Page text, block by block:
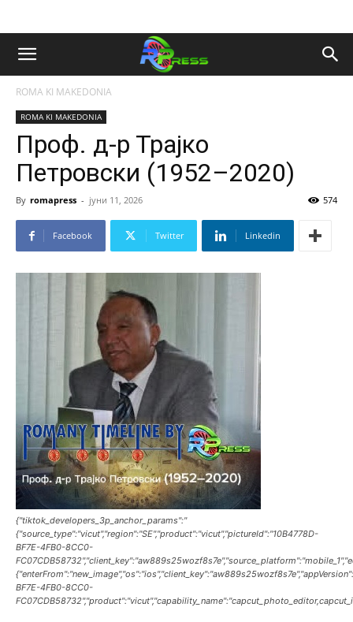
ROMA KI MAKEDONIA
ROMA KI MAKEDONIA
Проф. д-р Трајко
Петровски (1952–2020)
By romapress - јуни 11, 2026 574
Facebook Twitter Linkedin
{"tiktok_developers_3p_anchor_params":"
{"source_type":"vicut","region":"SE","product":"vicut","pictureId":"10B4778D-
BF7E-4FB0-8CC0-
BF7E-4FB0-8CC0-